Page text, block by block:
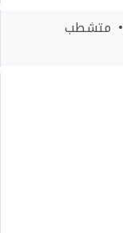
متشطب